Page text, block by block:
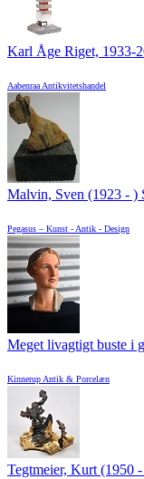
Karl Åge Riget, 1933-
Aabenraa Antikvitetshandel
Malvin, Sven (1923 - )
Pegasus – Kunst - Antik - Design
Meget livagtigt buste i
Kinnerup Antik & Porcelæn
Tegtmeier, Kurt (1950